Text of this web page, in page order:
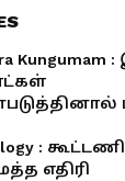
குங்குமப்
: கூட்டணி
எதிரி